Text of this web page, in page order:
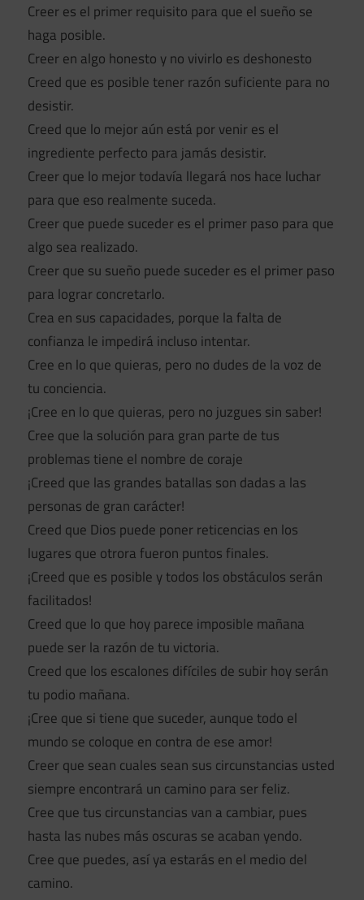
Creer es el primer requisito para que el sueño se
haga posible.
Creer en algo honesto y no vivirlo es deshonesto
Creed que es posible tener razón suficiente para no
desistir.
Creed que lo mejor aún está por venir es el
ingrediente perfecto para jamás desistir.
Creer que lo mejor todavía llegará nos hace luchar
para que eso realmente suceda.
Creer que puede suceder es el primer paso para que
algo sea realizado.
Creer que su sueño puede suceder es el primer paso
para lograr concretarlo.
Crea en sus capacidades, porque la falta de
confianza le impedirá incluso intentar.
Cree en lo que quieras, pero no dudes de la voz de
tu conciencia.
¡Cree en lo que quieras, pero no juzgues sin saber!
Cree que la solución para gran parte de tus
problemas tiene el nombre de coraje
¡Creed que las grandes batallas son dadas a las
personas de gran carácter!
Creed que Dios puede poner reticencias en los
lugares que otrora fueron puntos finales.
¡Creed que es posible y todos los obstáculos serán
facilitados!
Creed que lo que hoy parece imposible mañana
puede ser la razón de tu victoria.
Creed que los escalones difíciles de subir hoy serán
tu podio mañana.
¡Cree que si tiene que suceder, aunque todo el
mundo se coloque en contra de ese amor!
Creer que sean cuales sean sus circunstancias usted
siempre encontrará un camino para ser feliz.
Cree que tus circunstancias van a cambiar, pues
hasta las nubes más oscuras se acaban yendo.
Cree que puedes, así ya estarás en el medio del
camino.